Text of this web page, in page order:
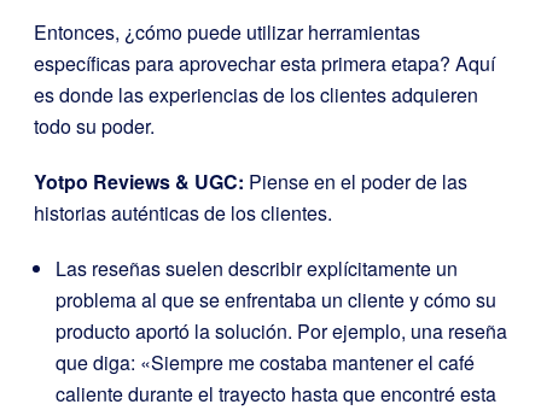
Entonces, ¿cómo puede utilizar herramientas
específicas para aprovechar esta primera etapa? Aquí
es donde las experiencias de los clientes adquieren
todo su poder.
Yotpo Reviews & UGC: Piense en el poder de las
historias auténticas de los clientes.
Las reseñas suelen describir explícitamente un
problema al que se enfrentaba un cliente y cómo su
producto aportó la solución. Por ejemplo, una reseña
que diga: «Siempre me costaba mantener el café
caliente durante el trayecto hasta que encontré esta